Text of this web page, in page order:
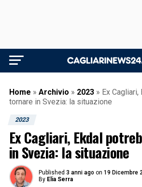
Home » Archivio » 2023 » Ex
tornare in Svezia: la situazione
2023
Ex Cagliari, Ekdal
in Svezia: la situazione
Published 3 anni ago on 19 Dicembre
By Elia Serra